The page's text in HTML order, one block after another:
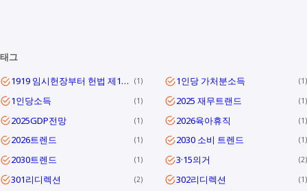
태그
1919 임시헌장부터 헌법 제1조까지
1 1인당 가처분소득 1
1인당소득 1 2025 재무트랜드 1
2025GDP전망 1 2026육아휴직 1
2026트렌드 1 2030 소비 트렌드 1
2030트렌드 1 3·15의거 2
301리디렉션 2 302리디렉션 1